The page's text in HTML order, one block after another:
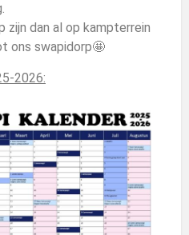
zijn dan al op kampterrein
ons swapidorp🤩
2026: